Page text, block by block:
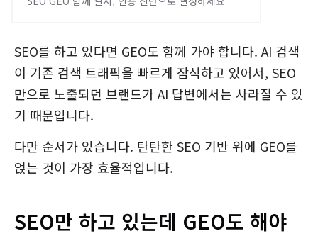
SEO를 하고 있다면 GEO도 함께 가야 합니다. AI 검색
이 기존 검색 트래픽을 빠르게 잠식하고 있어서, SEO
만으로 노출되던 브랜드가 AI 답변에서는 사라질 수 있
기 때문입니다.
다만 순서가 있습니다. 탄탄한 SEO 기반 위에 GEO를
얹는 것이 가장 효율적입니다.
SEO만 하고 있는데 GEO도 해야